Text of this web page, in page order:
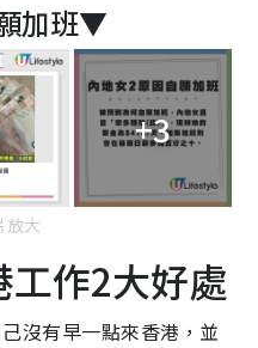
加班▼
+3
放大
工作2大好處
沒有早一點來香港，並